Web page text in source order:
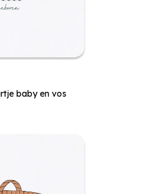
baby en vos